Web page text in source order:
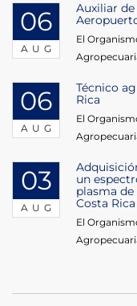
06
AUG
Auxiliar
El
06
AUG
Técnico
Rica
El
03
AUG
un
plasma
Costa Rica
El